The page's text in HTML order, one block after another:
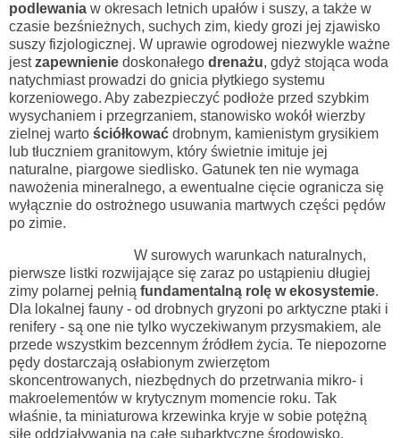
podlewania w okresach letnich upałów i suszy, a także w
czasie bezśnieżnych, suchych zim, kiedy grozi jej zjawisko
suszy fizjologicznej. W uprawie ogrodowej niezwykle ważne
jestzapewnienie doskonałego drenażu, gdyż stojąca woda
natychmiast prowadzi do gnicia płytkiego systemu
korzeniowego. Aby zabezpieczyć podłoże przed szybkim
wysychaniem i przegrzaniem, stanowisko wokół wierzby
zielnej warto ściółkować drobnym, kamienistym grysikiem
lub tłuczniem granitowym, który świetnie imituje jej
naturalne, piargowe siedlisko. Gatunek ten nie wymaga
nawożenia mineralnego, a ewentualne cięcie ogranicza się
wyłącznie do ostrożnego usuwania martwych części pędów
po zimie.
W surowych warunkach naturalnych,
pierwsze listki rozwijające się zaraz po ustąpieniu długiej
zimy polarnej pełnią fundamentalną rolę w ekosystemie.
Dla lokalnej fauny - od drobnych gryzoni po arktyczne ptaki i
renifery - są one nie tylko wyczekiwanym przysmakiem, ale
przede wszystkim bezcennym źródłem życia. Te niepozorne
pędy dostarczają osłabionym zwierzętom
skoncentrowanych, niezbędnych do przetrwania mikro- i
makroelementów w krytycznym momencie roku. Tak
właśnie, ta miniaturowa krzewinka kryje w sobie potężną
siłę oddziaływania na całe subarktyczne środowisko.